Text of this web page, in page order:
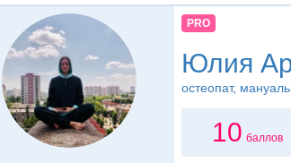
PRO
Юлия
остеопат,
10 баллов